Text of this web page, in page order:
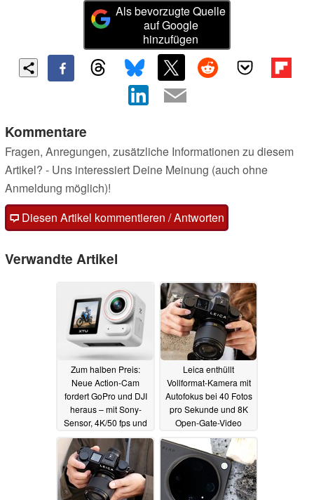
Als bevorzugte Quelle
auf Google
hinzufügen
Kommentare
Fragen, Anregungen, zusätzliche Informationen zu diesem
Artikel? - Uns interessiert Deine Meinung (auch ohne
Anmeldung möglich)!
Diesen Artikel kommentieren / Antworten
Verwandte Artikel
Zum halben Preis:
Neue Action-Cam
fordert GoPro und DJI
heraus – mit Sony-
Sensor, 4K/50 fps und
Gyroflow25.06.2026
Leica enthüllt
Vollformat-Kamera mit
Autofokus bei 40 Fotos
pro Sekunde und 8K
Open-Gate-Video
25.06.2026